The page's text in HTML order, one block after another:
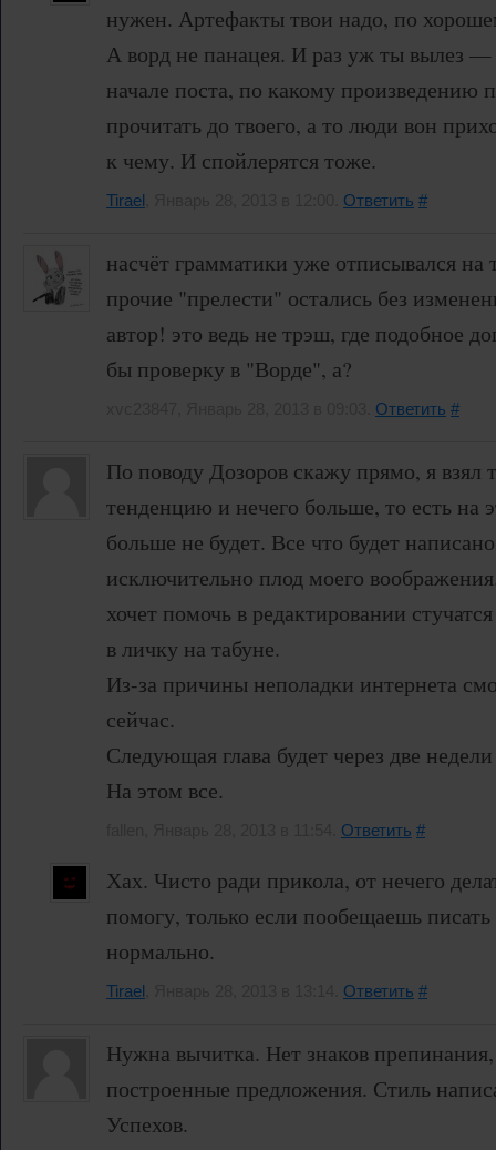
нужен. Артефакты твои надо, по
А ворд не панацея. И раз уж ты вылез
начале поста, по какому произведению
прочитать до твоего, а то люди вон
к чему. И спойлерятся тоже.
Tirael Ответить #
насчёт грамматики уже отписывался на
прочие "прелести" остались без
автор! это ведь не трэш, где подобное
бы проверку в "Ворде", а?
Ответить #
По поводу Дозоров скажу прямо, я взял
тенденцию и нечего больше, то есть на
больше не будет. Все что будет
исключительно плод моего
хочет помочь в редактировании
в личку на табуне.
Из-за причины неполадки интернета
сейчас.
Следующая глава будет через две
На этом все.
Ответить #
Хах. Чисто ради прикола, от нечего
помогу, только если пообещаешь писать
нормально.
Tirael Ответить #
Нужна вычитка. Нет знаков
построенные предложения. Стиль
Успехов.